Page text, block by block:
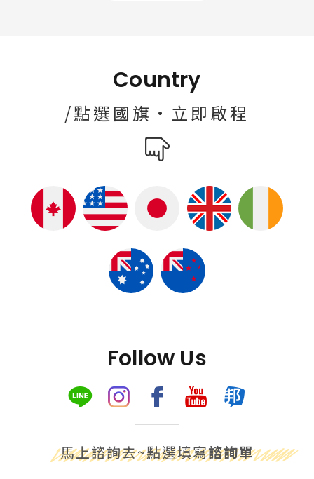
Country
/點選國旗·立即啟程
Follow Us
馬上諮詢去~點選填寫諮詢單